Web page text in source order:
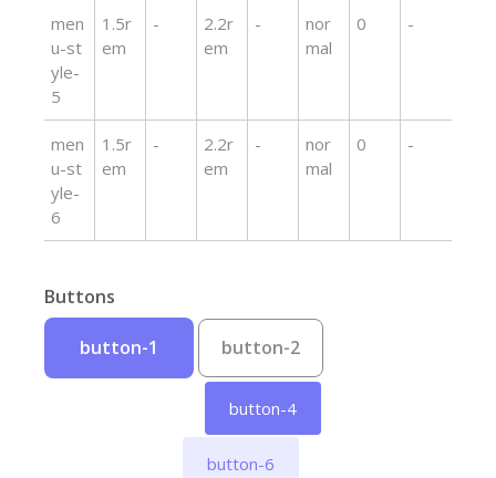
men
u-st
yle-
5
1.5r
em
-
2.2r
em
-
nor
mal
0 -
men
u-st
yle-
6
1.5r
em
-
2.2r
em
-
nor
mal
0 -
Buttons
button-1 button-2
button-4
button-6